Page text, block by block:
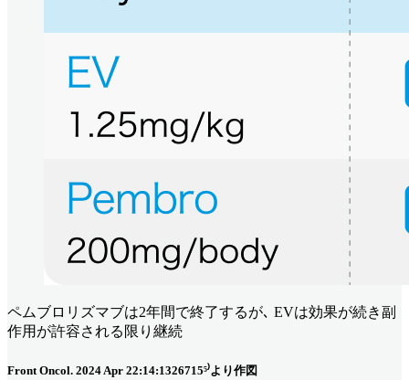
ペムブロリズマブは2年間で終了するが､ EVは効果が続き副
作用が許容される限り継続
Front Oncol. 2024 Apr 22:14:1326715⁵⁾より作図